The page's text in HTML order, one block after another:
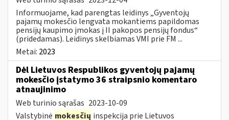
Informuojame, kad parengtas leidinys „Gyventojų
pajamų mokesčio lengvata mokantiems papildomas
pensijų kaupimo įmokas į II pakopos pensijų fondus“
(pridedamas). Leidinys skelbiamas VMI prie FM ...
Metai: 2023
Dėl Lietuvos Respublikos gyventojų pajamų
mokesčio įstatymo 36 straipsnio komentaro
atnaujinimo
Web turinio sąrašas 2023-10-09
Valstybinė mokesčių inspekcija prie Lietuvos